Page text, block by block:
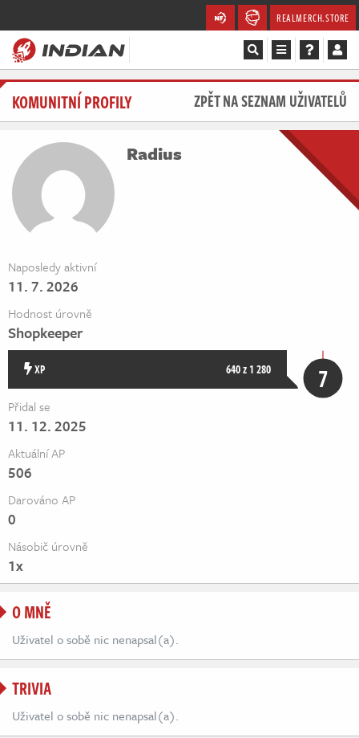
REALMERCH.STORE
Magazín
Videa
Soutěže
Komunita
Redakce
Živě
KOMUNITNÍ PROFILY ZPĚT NA SEZNAM UŽIVATELŮ
Radius
Naposledy aktivní
11. 7. 2026
Hodnost úrovně
Shopkeeper
XP 640 z 1 280 7
Přidal se
11. 12. 2025
Aktuální AP
506
Darováno AP
0
Násobič úrovně
1x
O MNĚ
Uživatel o sobě nic nenapsal(a).
TRIVIA
Uživatel o sobě nic nenapsal(a).